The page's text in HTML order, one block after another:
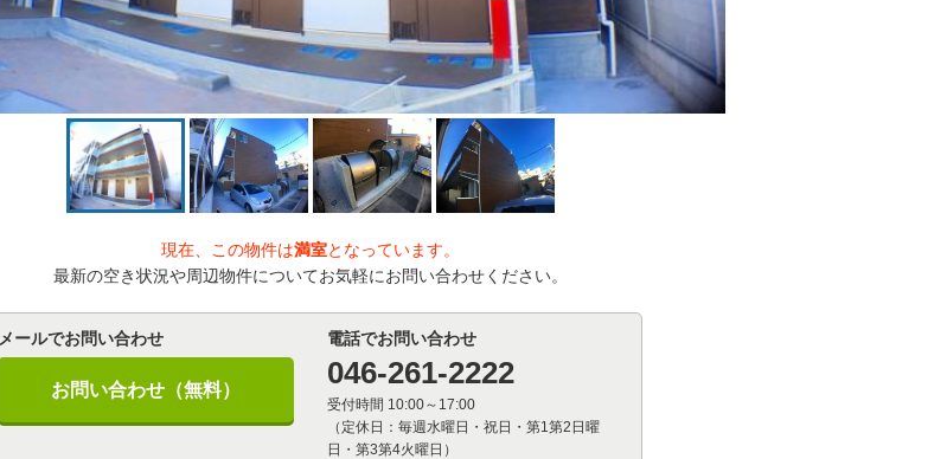
現在、この物件は満室となっています。
最新の空き状況や周辺物件についてお気軽にお問い合わせください。
メールでお問い合わせ
お問い合わせ（無料）
電話でお問い合わせ
046-261-2222
受付時間 10:00～17:00
（定休日：毎週水曜日・祝日・第1第2日曜
日・第3第4火曜日）